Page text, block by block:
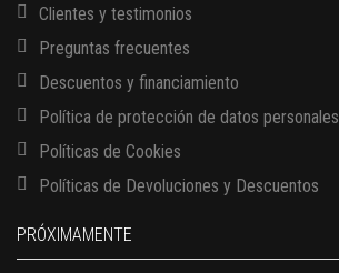
Clientes y testimonios
Preguntas frecuentes
Descuentos y financiamiento
Política de protección de datos personales
Políticas de Cookies
Políticas de Devoluciones y Descuentos
PRÓXIMAMENTE
13 AGOSTO, 2026
17 AGOSTO, 2026
Gerencia de empresas familiares